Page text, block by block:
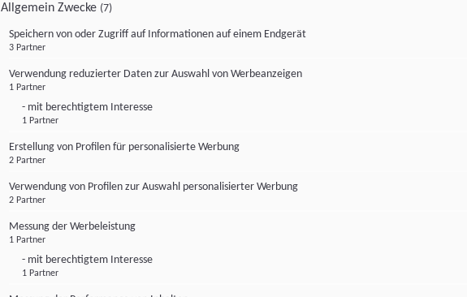
Allgemein Zwecke (7)
Speichern von oder Zugriff auf Informationen auf einem Endgerät
3 Partner
Verwendung reduzierter Daten zur Auswahl von Werbeanzeigen
1 Partner
- mit berechtigtem Interesse
1 Partner
Erstellung von Profilen für personalisierte Werbung
2 Partner
Verwendung von Profilen zur Auswahl personalisierter Werbung
2 Partner
Messung der Werbeleistung
1 Partner
- mit berechtigtem Interesse
1 Partner